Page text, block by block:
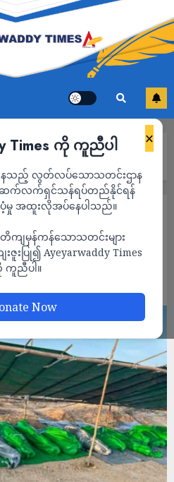
×
Times ကို ကူညီပါ
သည့် လွတ်လပ်သောသတင်းဌာန
ဆက်လက်ရှင်သန်ရပ်တည်နိုင်ရန်
အထူးလိုအပ်နေပါသည်။
ကျမှန်ကန်သောသတင်းများ
းပြု၍ Ayeyarwaddy Times
ကူညီပါ။
Now
ကို စစ်ကောင်စီ ဗုံးကြဲ၍
း